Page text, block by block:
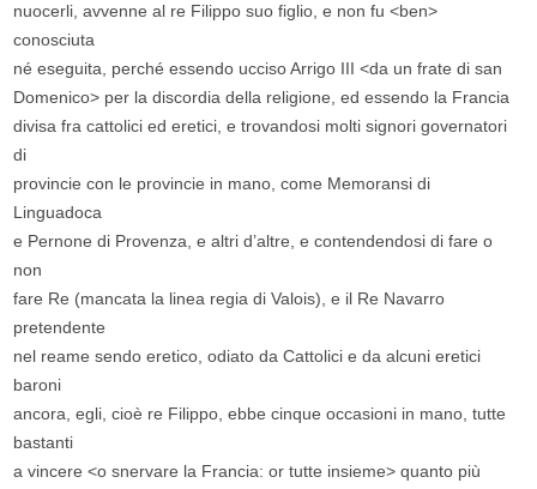
nuocerli, avvenne al re Filippo suo figlio, e non fu <ben>
conosciuta
né eseguita, perché essendo ucciso Arrigo III <da un frate di san
Domenico> per la discordia della religione, ed essendo la Francia
divisa fra cattolici ed eretici, e trovandosi molti signori governatori
di
provincie con le provincie in mano, come Memoransi di
Linguadoca
e Pernone di Provenza, e altri d’altre, e contendendosi di fare o
non
fare Re (mancata la linea regia di Valois), e il Re Navarro
pretendente
nel reame sendo eretico, odiato da Cattolici e da alcuni eretici
baroni
ancora, egli, cioè re Filippo, ebbe cinque occasioni in mano, tutte
bastanti
a vincere <o snervare la Francia: or tutte insieme> quanto più